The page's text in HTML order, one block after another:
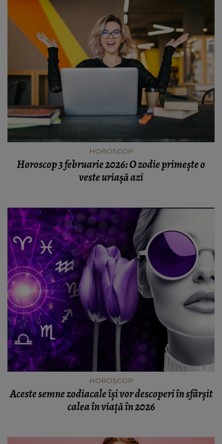
HOROSCOP
Horoscop 3 februarie 2026: O zodie primește o
veste uriașă azi
HOROSCOP
Aceste semne zodiacale își vor descoperi în sfârșit
calea în viață în 2026